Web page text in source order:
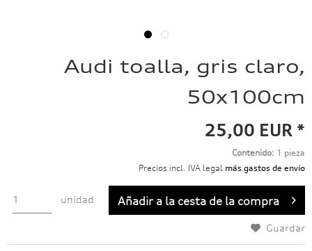
Audi toalla, gris claro,
50x100cm
25,00 EUR *
Contenido: 1 pieza
Precios incl. IVA legal más gastos de envío
unidad Añadir a la cesta de la compra
Guardar